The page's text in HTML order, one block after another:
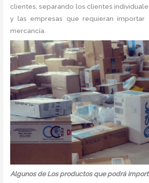
clientes, separando los clientes
y las empresas que requieran importar
mercancía.
Algunos de Los productos que podrá